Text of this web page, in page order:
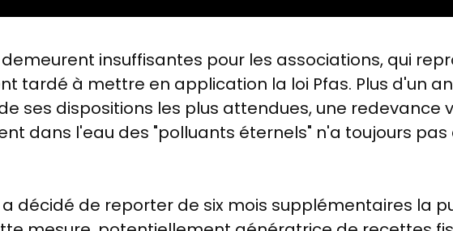
insuffisantes pour les associations, qui
tardé à mettre en application la loi Pfas. Plus d'un
ses dispositions les plus attendues, une redevance
dans l'eau des "polluants éternels" n'a toujours pas
décidé de reporter de six mois supplémentaires la